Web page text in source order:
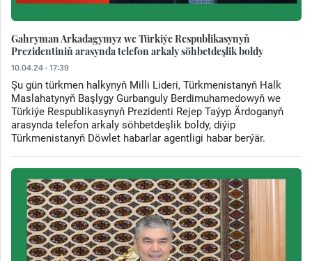
Gahryman Arkadagymyz we Türkiýe Respublikasynyň
Prezidentiniň arasynda telefon arkaly söhbetdeşlik boldy
10.04.24 - 17:39
Şu gün türkmen halkynyň Milli Lideri, Türkmenistanyň Halk
Maslahatynyň Başlygy Gurbanguly Berdimuhamedowyň we
Türkiýe Respublikasynyň Prezidenti Rejep Taýyp Ärdoganyň
arasynda telefon arkaly söhbetdeşlik boldy, diýip
Türkmenistanyň Döwlet habarlar agentligi habar berýär.